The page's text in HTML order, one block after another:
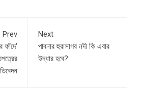
Prev
ফাঁদে’
Next
পাবনার হুরাসাগর নদী কি এবার
উদ্ধার হবে?